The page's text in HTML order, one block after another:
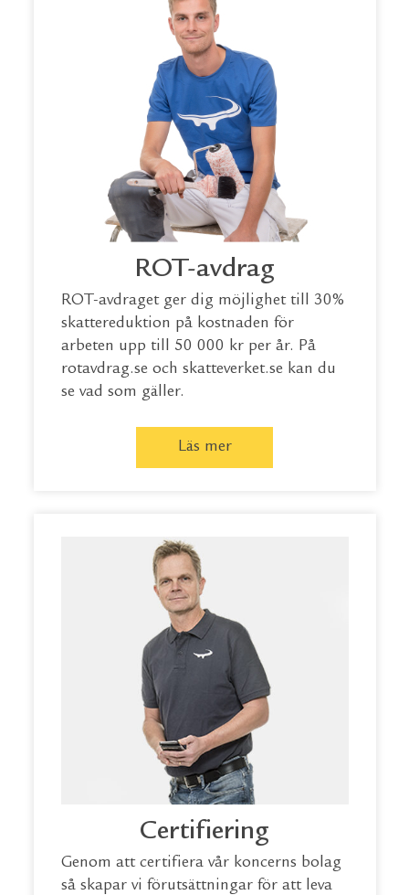
ROT-avdrag
ROT-avdraget ger dig möjlighet till 30%
skattereduktion på kostnaden för
arbeten upp till 50 000 kr per år. På
rotavdrag.se och skatteverket.se kan du
se vad som gäller.
Läs mer
Certifiering
Genom att certifiera vår koncerns bolag
så skapar vi förutsättningar för att leva